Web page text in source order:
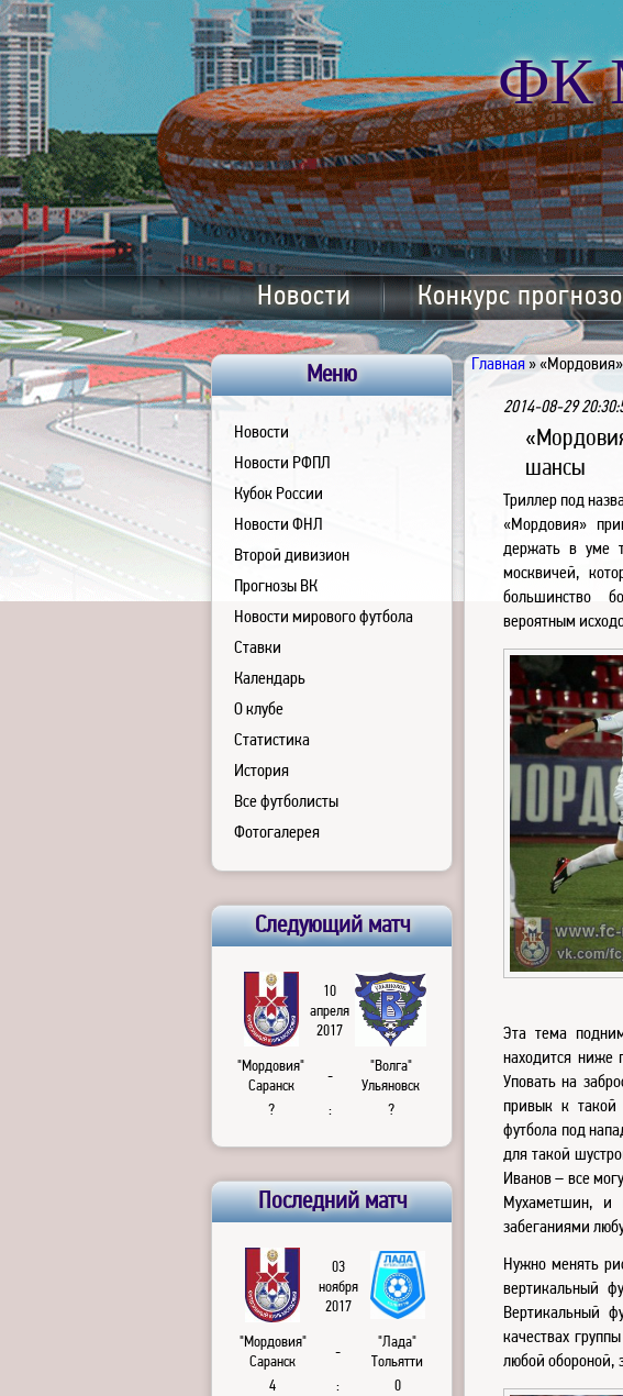
ФК
Новости Конкурс
Главная »
2014-08-29
шансы
Триллер под
«Мордовия»
держать в уме
москвичей,
большинство
вероятным
Эта тема
находится ниже
Уповать на
привык к
футбола под
для такой
Иванов – все
Мухаметшин, и
забеганиями
Нужно менять
вертикальный
Вертикальный
качествах
любой обороной,
Меню
Новости
Новости РФПЛ
Кубок России
Новости ФНЛ
Второй дивизион
Прогнозы ВК
Новости мирового футбола
Ставки
Календарь
О клубе
Статистика
История
Все футболисты
Фотогалерея
Следующий матч
10
апреля
2017
"Мордовия"
Саранск
-
"Волга"
Ульяновск
?
: ?
Последний матч
03
ноября
2017
"Мордовия"
Саранск
-
"Лада"
Тольятти
4
: 0